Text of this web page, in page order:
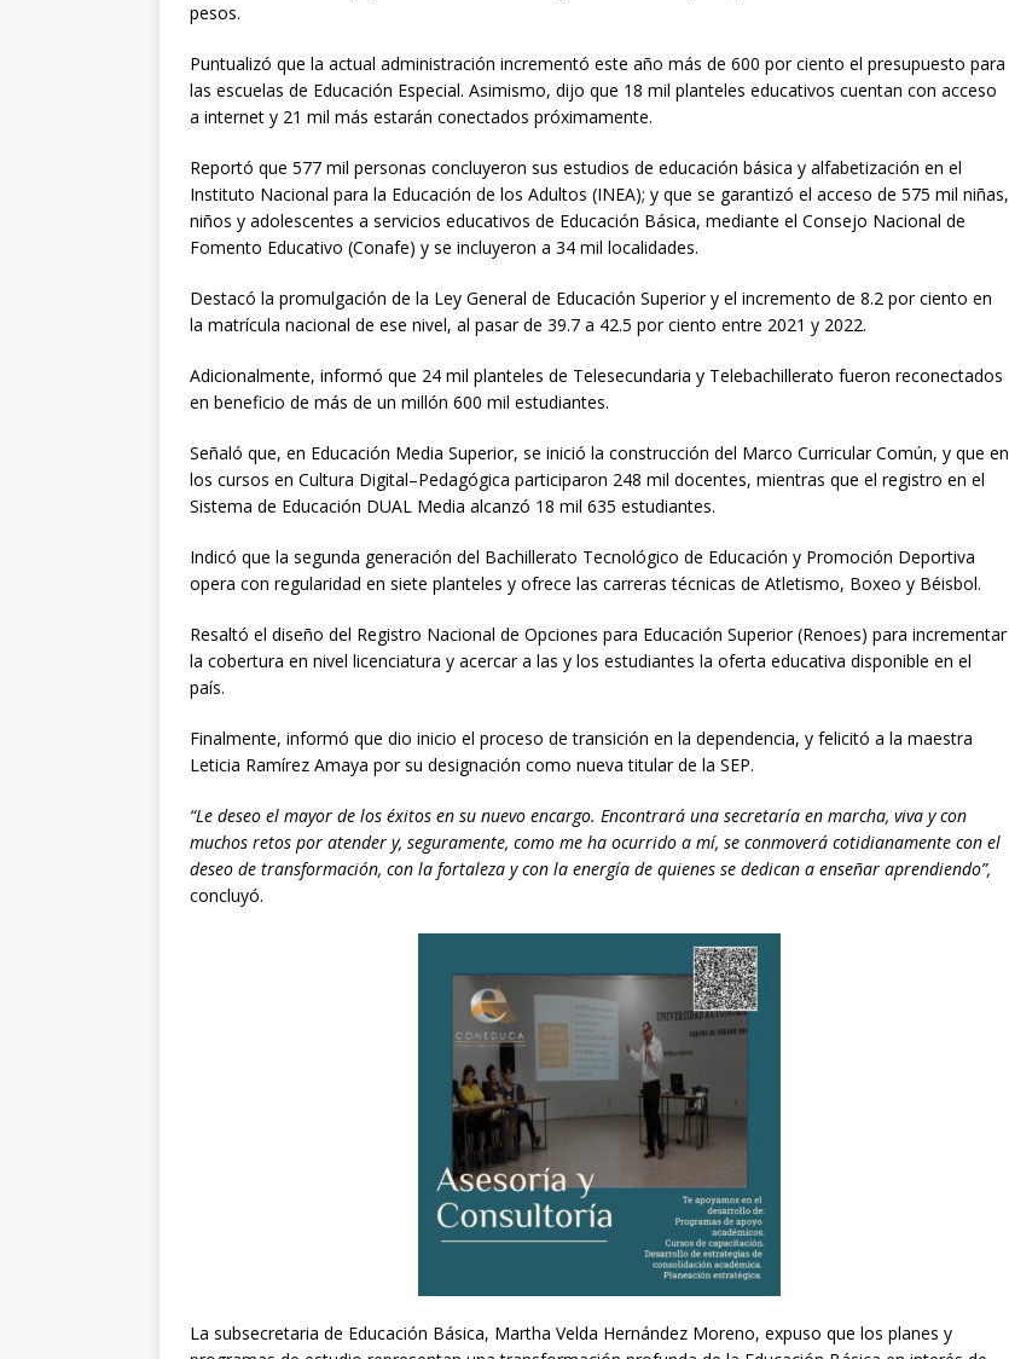
pesos.
Puntualizó que la actual administración incrementó este año más de 600 por ciento el presupuesto para
las escuelas de Educación Especial. Asimismo, dijo que 18 mil planteles educativos cuentan con acceso
a internet y 21 mil más estarán conectados próximamente.
Reportó que 577 mil personas concluyeron sus estudios de educación básica y alfabetización en el
Instituto Nacional para la Educación de los Adultos (INEA); y que se garantizó el acceso de 575 mil niñas,
niños y adolescentes a servicios educativos de Educación Básica, mediante el Consejo Nacional de
Fomento Educativo (Conafe) y se incluyeron a 34 mil localidades.
Destacó la promulgación de la Ley General de Educación Superior y el incremento de 8.2 por ciento en
la matrícula nacional de ese nivel, al pasar de 39.7 a 42.5 por ciento entre 2021 y 2022.
Adicionalmente, informó que 24 mil planteles de Telesecundaria y Telebachillerato fueron reconectados
en beneficio de más de un millón 600 mil estudiantes.
Señaló que, en Educación Media Superior, se inició la construcción del Marco Curricular Común, y que en
los cursos en Cultura Digital–Pedagógica participaron 248 mil docentes, mientras que el registro en el
Sistema de Educación DUAL Media alcanzó 18 mil 635 estudiantes.
Indicó que la segunda generación del Bachillerato Tecnológico de Educación y Promoción Deportiva
opera con regularidad en siete planteles y ofrece las carreras técnicas de Atletismo, Boxeo y Béisbol.
Resaltó el diseño del Registro Nacional de Opciones para Educación Superior (Renoes) para incrementar
la cobertura en nivel licenciatura y acercar a las y los estudiantes la oferta educativa disponible en el
país.
Finalmente, informó que dio inicio el proceso de transición en la dependencia, y felicitó a la maestra
Leticia Ramírez Amaya por su designación como nueva titular de la SEP.
“Le deseo el mayor de los éxitos en su nuevo encargo. Encontrará una secretaría en marcha, viva y con
muchos retos por atender y, seguramente, como me ha ocurrido a mí, se conmoverá cotidianamente con el
deseo de transformación, con la fortaleza y con la energía de quienes se dedican a enseñar aprendiendo”,
concluyó.
La subsecretaria de Educación Básica, Martha Velda Hernández Moreno, expuso que los planes y